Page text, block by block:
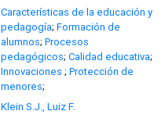
Características de la educación y
pedagogía; Formación de
alumnos; Procesos
pedagógicos; Calidad educativa;
Innovaciones ; Protección de
menores;
Klein S.J., Luiz F.